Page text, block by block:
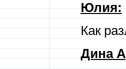
Юлия:
Как
Дина